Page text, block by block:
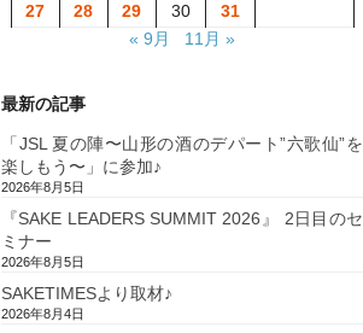
27
28 29 30
31
« 9月
11月 »
最新の記事
「JSL 夏の陣〜山形の酒のデパート”六歌仙”を
楽しもう〜」に参加♪
2026年8月5日
『SAKE LEADERS SUMMIT 2026』 2日目のセ
ミナー
2026年8月5日
SAKETIMESより取材♪
2026年8月4日